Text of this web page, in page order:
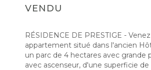
VENDU
RÉSIDENCE DE PRESTIGE -
appartement situé dans l'ancien
un parc de 4 hectares avec grande
avec ascenseur, d'une superficie